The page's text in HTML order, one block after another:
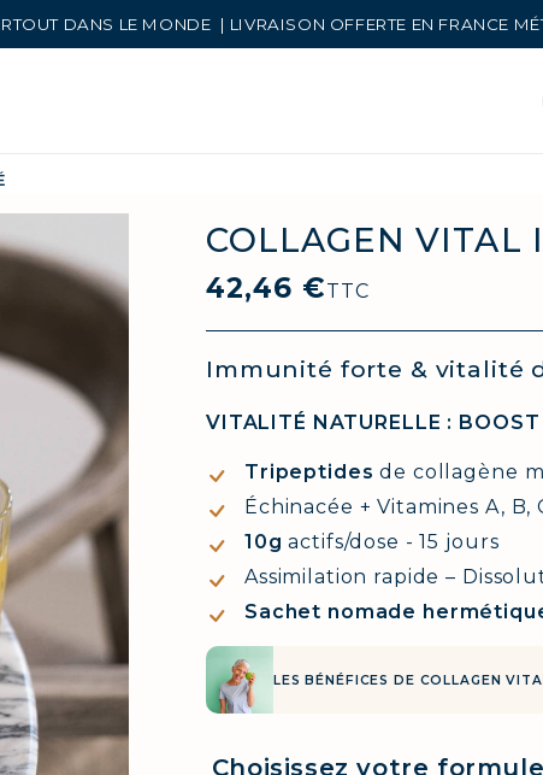
DANS LE MONDE | LIVRAISON OFFERTE EN FRANCE
COLLAGEN VITAL
42,46 €TTC
Immunité forte & vitalité
VITALITÉ NATURELLE :
Tripeptides de collagène
Échinacée + Vitamines A, B,
10g actifs/dose - 15 jours
Assimilation rapide –
Sachet nomade
LES BÉNÉFICES DE COLLAGEN